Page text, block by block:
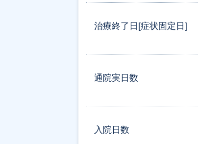
治療終了日[症状固定日]
通院実日数
入院日数